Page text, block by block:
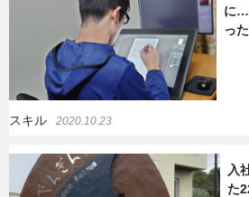
企業インタビュー
副業
グルメ
に…
っ
スキル 2020.10.23
入
た